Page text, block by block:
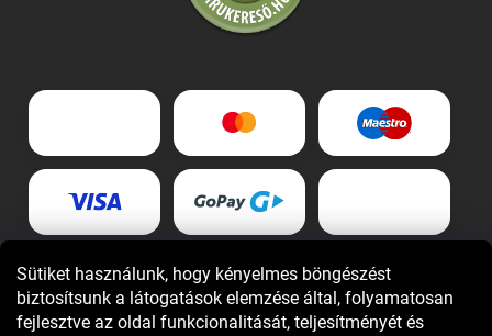
Sütiket használunk, hogy kényelmes böngészést
biztosítsunk a látogatások elemzése által, folyamatosan
fejlesztve az oldal funkcionalitását, teljesítményét és